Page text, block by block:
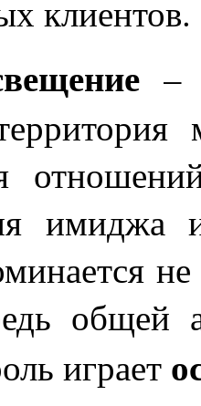
клиентов.
–
имиджа
общей
играет